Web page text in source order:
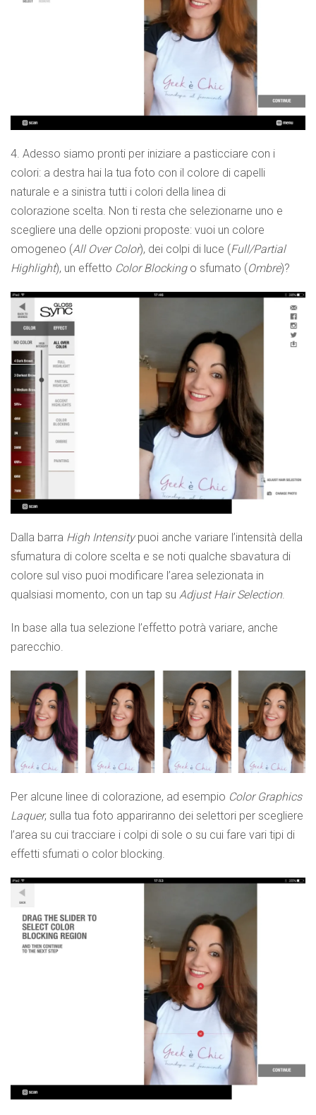
4. Adesso siamo pronti per iniziare a pasticciare con i
colori: a destra hai la tua foto con il colore di capelli
naturale e a sinistra tutti i colori della linea di
colorazione scelta. Non ti resta che selezionarne uno e
scegliere una delle opzioni proposte: vuoi un colore
omogeneo (All Over Color), dei colpi di luce (Full/Partial
Highlight), un effetto Color Blockingo sfumato (Ombre)?
Dalla barra High Intensitypuoi anche variare l’intensità della
sfumatura di colore scelta e se noti qualche sbavatura di
colore sul viso puoi modificare l’area selezionata in
qualsiasi momento, con un tap su Adjust Hair Selection
In base alla tua selezione l’effetto potrà variare, anche
parecchio.
Per alcune linee di colorazione, ad esempio Color Graphics
Laquer, sulla tua foto appariranno dei selettori per scegliere
l’area su cui tracciare i colpi di sole o su cui fare vari tipi di
effetti sfumati o color blocking.